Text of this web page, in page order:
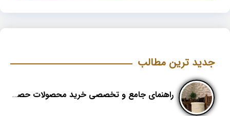
جدید ترین مطالب
راهنمای جامع و تخصصی خرید محصولات حصیری؛ هنر اصیل در دکوراسیون مدرن (بخش اول)